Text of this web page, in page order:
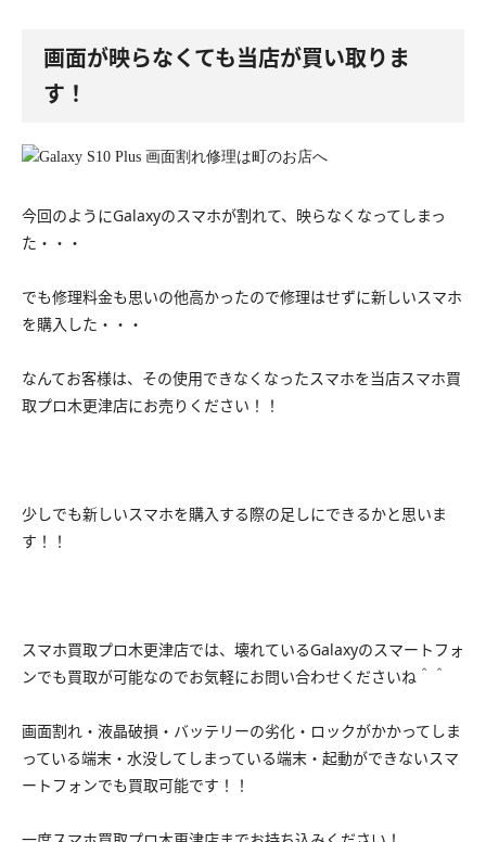
画面が映らなくても当店が買い取りま
す！
今回のようにGalaxyのスマホが割れて、映らなくなってしまっ
た・・・
でも修理料金も思いの他高かったので修理はせずに新しいスマホ
を購入した・・・
なんてお客様は、その使用できなくなったスマホを当店スマホ買
取プロ木更津店にお売りください！！
少しでも新しいスマホを購入する際の足しにできるかと思いま
す！！
スマホ買取プロ木更津店では、壊れているGalaxyのスマートフォ
ンでも買取が可能なのでお気軽にお問い合わせくださいね＾＾
画面割れ・液晶破損・バッテリーの劣化・ロックがかかってしま
っている端末・水没してしまっている端末・起動ができないスマ
ートフォンでも買取可能です！！